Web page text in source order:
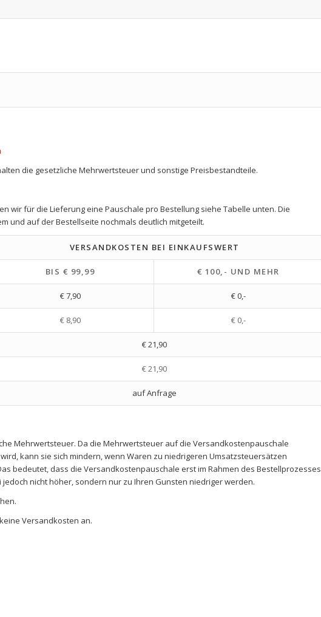
die gesetzliche Mehrwertsteuer und sonstige Preisbestandteile.
wir für die Lieferung eine Pauschale pro Bestellung siehe Tabelle unten. Die
und auf der Bestellseite nochmals deutlich mitgeteilt.
VERSANDKOSTEN BEI EINKAUFSWERT
BIS € 99,99 € 100,- UND MEHR
€ 7,90 € 0,-
€ 8,90 € 0,-
€ 21,90
€ 21,90
auf Anfrage
Mehrwertsteuer. Da die Mehrwertsteuer auf die Versandkostenpauschale
kann sie sich mindern, wenn Waren zu niedrigeren Umsatzsteuersätzen
bedeutet, dass die Versandkostenpauschale erst im Rahmen des Bestellprozesses
nicht höher, sondern nur zu Ihren Gunsten niedriger werden.
Versandkosten an.